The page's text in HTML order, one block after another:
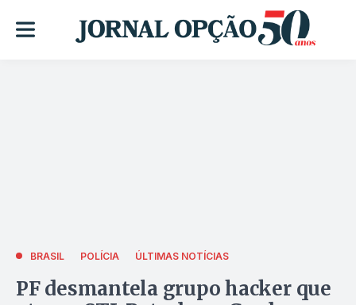
BRASIL POLÍCIA ÚLTIMAS NOTÍCIAS
PF desmantela grupo hacker que